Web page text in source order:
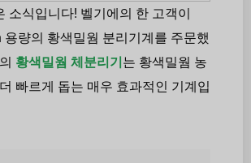
소식입니다! 벨기에의 한 고객이
량의 황색밀웜 분리기계를 주문했
황색밀웜 체분리기는 황색밀웜 농
빠르게 돕는 매우 효과적인 기계입